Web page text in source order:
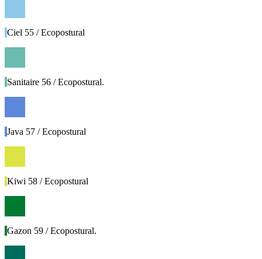
Ciel 55 / Ecopostural
Sanitaire 56 / Ecopostural.
Java 57 / Ecopostural
Kiwi 58 / Ecopostural
Gazon 59 / Ecopostural.